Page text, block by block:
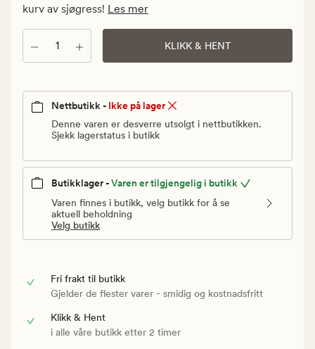
690
kr
kurv av sjøgress! Les mer
Antall KLIKK & HENT
Nettbutikk - Ikke på lager
Denne varen er desverre utsolgt i nettbutikken.
Sjekk lagerstatus i butikk
Butikklager -Varen er tilgjengelig i butikk
Varen finnes i butikk, velg butikk for å se
aktuell beholdning
Velg butikk
Fri frakt til butikk
Gjelder de flester varer - smidig og kostnadsfritt
Klikk & Hent
i alle våre butikk etter 2 timer